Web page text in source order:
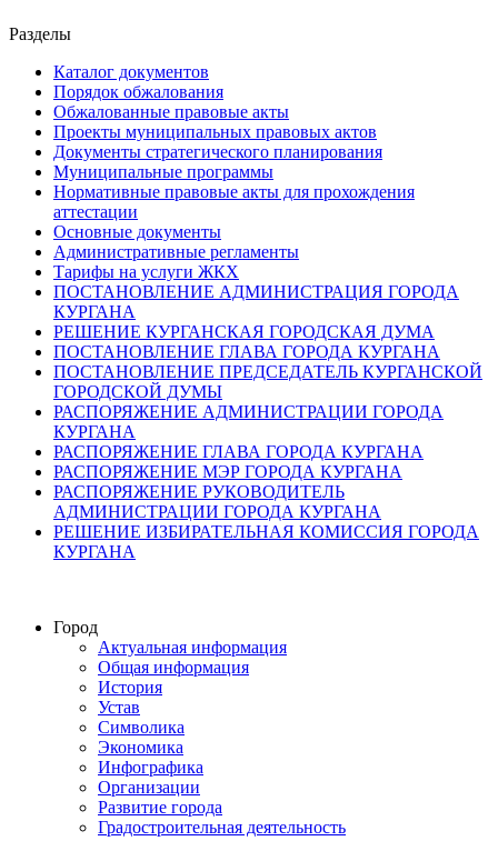
Разделы
Каталог документов
Порядок обжалования
Обжалованные правовые акты
Проекты муниципальных правовых актов
Документы стратегического планирования
Муниципальные программы
Нормативные правовые акты для прохождения
аттестации
Основные документы
Административные регламенты
Тарифы на услуги ЖКХ
ПОСТАНОВЛЕНИЕ АДМИНИСТРАЦИЯ ГОРОДА
КУРГАНА
РЕШЕНИЕ КУРГАНСКАЯ ГОРОДСКАЯ ДУМА
ПОСТАНОВЛЕНИЕ ГЛАВА ГОРОДА КУРГАНА
ПОСТАНОВЛЕНИЕ ПРЕДСЕДАТЕЛЬ КУРГАНСКОЙ
ГОРОДСКОЙ ДУМЫ
РАСПОРЯЖЕНИЕ АДМИНИСТРАЦИИ ГОРОДА
КУРГАНА
РАСПОРЯЖЕНИЕ ГЛАВА ГОРОДА КУРГАНА
РАСПОРЯЖЕНИЕ МЭР ГОРОДА КУРГАНА
РАСПОРЯЖЕНИЕ РУКОВОДИТЕЛЬ
АДМИНИСТРАЦИИ ГОРОДА КУРГАНА
РЕШЕНИЕ ИЗБИРАТЕЛЬНАЯ КОМИССИЯ ГОРОДА
КУРГАНА
Город
Актуальная информация
Общая информация
История
Устав
Символика
Экономика
Инфографика
Организации
Развитие города
Градостроительная деятельность